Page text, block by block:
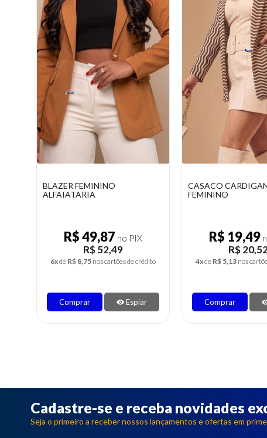
BLAZER FEMININO
ALFAIATARIA
R$ 49,87 no PIX
R$ 52,49
6xde R$ 8,75 nos cartões de crédito
Comprar Espiar
CASACO
FEMININO
R$ 19,49
R$
4xde R$ 5,13 nos
Comprar
Cadastre-se e receba novidades
Seja o primeiro a receber nossos lançamentos e ofertas em